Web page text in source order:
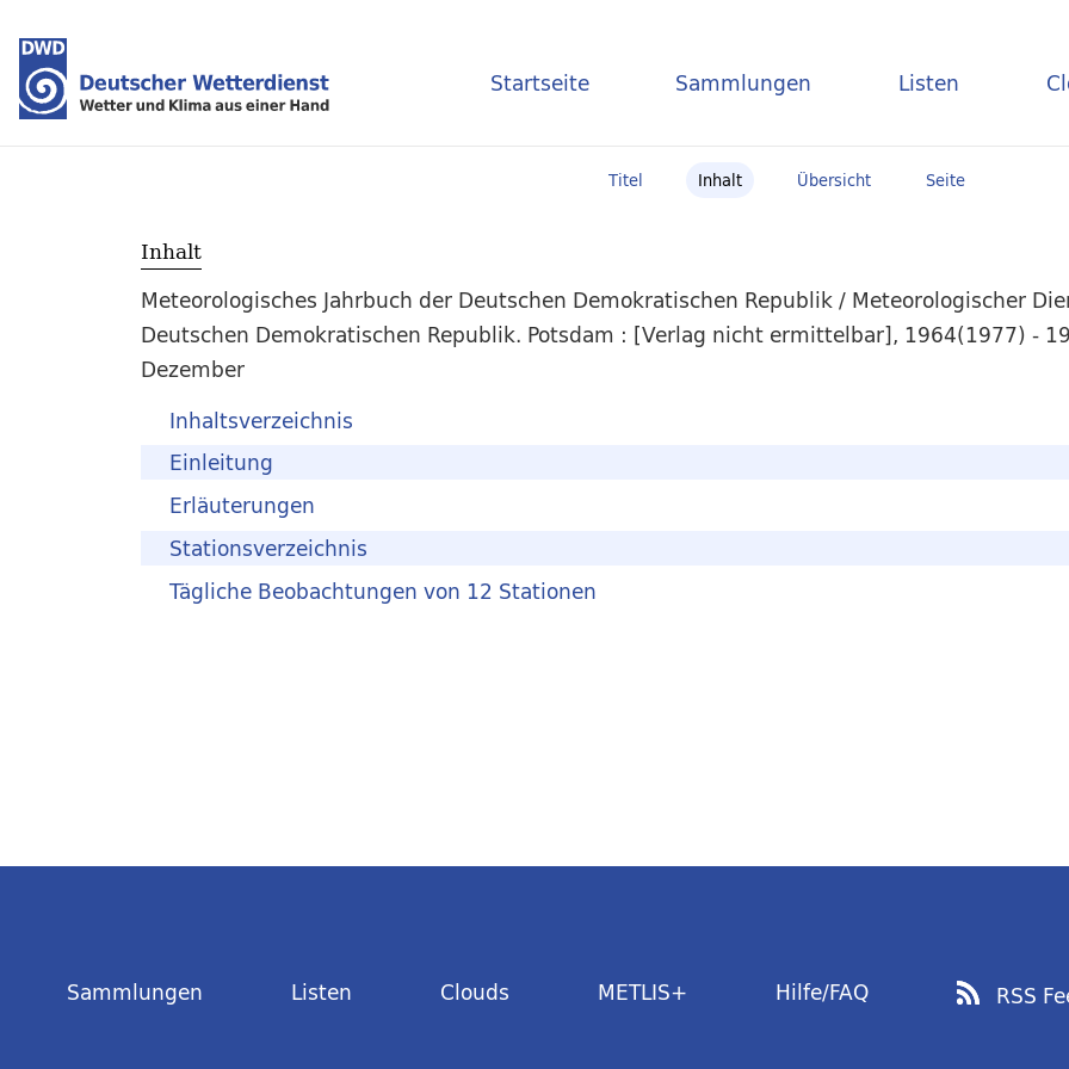
Startseite Sammlungen Listen
Titel Inhalt Übersicht Seite
Inhalt
Meteorologisches Jahrbuch der Deutschen Demokratischen Republik / Meteorologischer
Deutschen Demokratischen Republik. Potsdam : [Verlag nicht ermittelbar], 1964(1977) -
Dezember
Inhaltsverzeichnis
Einleitung
Erläuterungen
Stationsverzeichnis
Tägliche Beobachtungen von 12 Stationen
Sammlungen Listen Clouds METLIS+ Hilfe/FAQ RSS